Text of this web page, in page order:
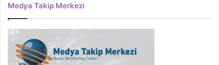
Medya Takip Merkezi